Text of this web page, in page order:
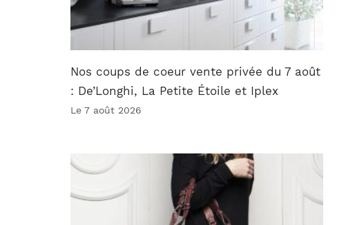
Nos coups de coeur vente privée du 7 août
: De’Longhi, La Petite Étoile et Iplex
Le 7 août 2026